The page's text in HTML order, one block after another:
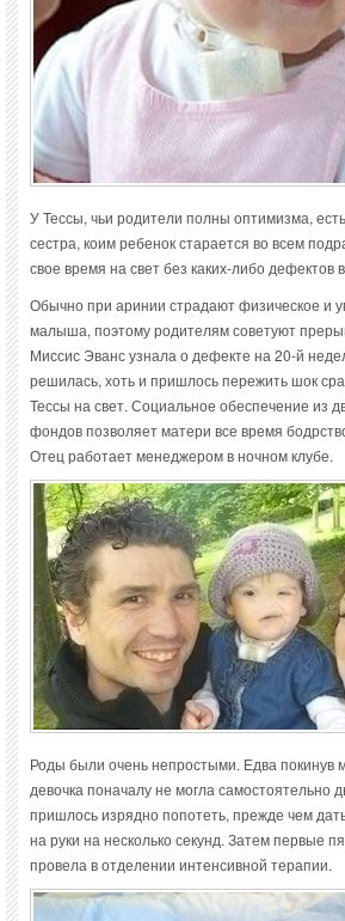
У Тессы, чьи родители полны оптимизма,
сестра, коим ребенок старается во всем
свое время на свет без каких-либо дефектов
Обычно при аринии страдают физическое и
малыша, поэтому родителям советуют
Миссис Эванс узнала о дефекте на 20-й
решилась, хоть и пришлось пережить шок
Тессы на свет. Социальное обеспечение из
фондов позволяет матери все время
Отец работает менеджером в ночном клубе.
Роды были очень непростыми. Едва покинув
девочка поначалу не могла самостоятельно
пришлось изрядно попотеть, прежде чем
на руки на несколько секунд. Затем первые
провела в отделении интенсивной терапии.